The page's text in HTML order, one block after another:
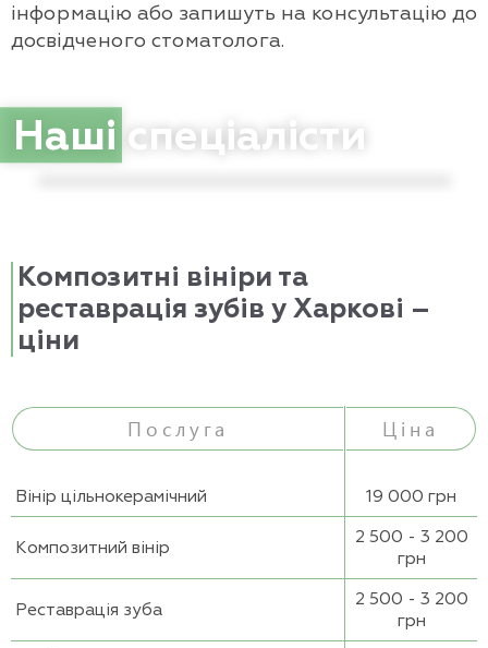
інформацію або запишуть на консультацію до
досвідченого стоматолога.
Наші спеціалісти
Караченцева Юлія Олександрівна
Композитні вініри та
реставрація зубів у Харкові –
ціни
Послуга Ціна
Вінір цільнокерамічний 19 000 грн
Композитний вінір
2 500 - 3 200
грн
Реставрація зуба
2 500 - 3 200
грн